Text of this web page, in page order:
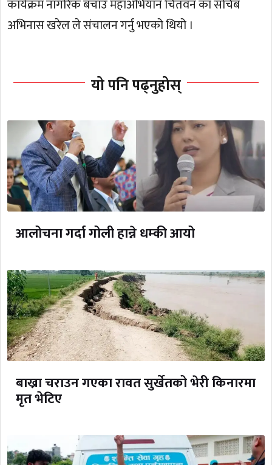
कार्यक्रम नागरिक बचाउ महाअभियान चितवन का सचिब
अभिनास खरेल ले संचालन गर्नु भएको थियो ।
यो पनि पढ्नुहोस्
आलोचना गर्दा गोली हान्ने धम्की आयो
बाख्रा चराउन गएका रावत सुर्खेतको भेरी किनारमा
मृत भेटिए